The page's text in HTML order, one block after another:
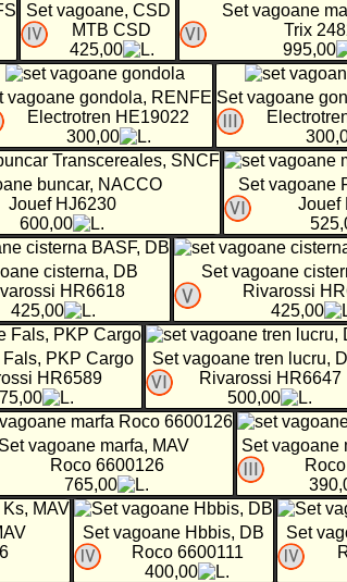
Set vagoane, CSD
MTB CSD
425,00
Set vagoane
Trix
995,00
vagoane gondola, RENFE
Electrotren HE19022
300,00
Set vagoane
buncar, NACCO
Jouef HJ6230
600,00
Set vagoane
Jouef
cisterna, DB
HR6618
425,00
Set vagoane
Rivarossi
425,00
PKP Cargo
HR6589
Set vagoane tren lucru,
Rivarossi HR6647
500,00
Set vagoane marfa, MAV
Roco 6600126
765,00
Set vagoane
Set vagoane Hbbis, DB
Roco 6600111
400,00
Set